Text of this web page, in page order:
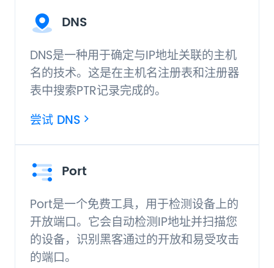
DNS
DNS是一种用于确定与IP地址关联的主机
名的技术。这是在主机名注册表和注册器
表中搜索PTR记录完成的。
尝试 DNS
Port
Port是一个免费工具，用于检测设备上的
开放端口。它会自动检测IP地址并扫描您
的设备，识别黑客通过的开放和易受攻击
的端口。